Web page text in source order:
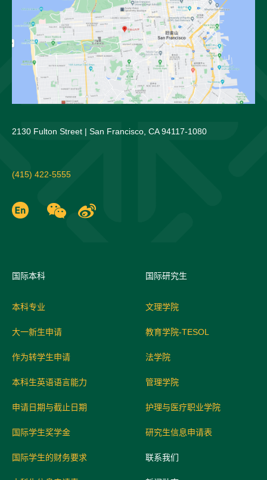
2130 Fulton Street | San Francisco, CA 94117-1080
(415) 422-5555
国际本科
本科专业
大一新生申请
作为转学生申请
本科生英语语言能力
申请日期与截止日期
国际学生奖学金
国际学生的财务要求
国际研究生
文理学院
教育学院-TESOL
法学院
管理学院
护理与医疗职业学院
研究生信息申请表
联系我们